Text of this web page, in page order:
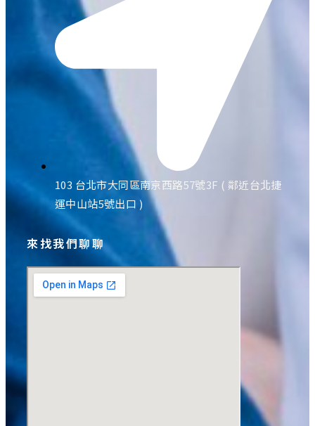
103 台北市大同區南京西路57號3F ( 鄰近台北捷
運中山站5號出口 )
來找我們聊聊